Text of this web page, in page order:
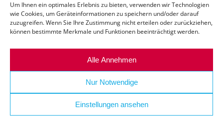
Um Ihnen ein optimales Erlebnis zu bieten, verwenden wir Technologien
wie Cookies, um Geräteinformationen zu speichern und/oder darauf
zuzugreifen. Wenn Sie Ihre Zustimmung nicht erteilen oder zurückziehen,
können bestimmte Merkmale und Funktionen beeinträchtigt werden.
Alle Annehmen
Nur Notwendige
Einstellungen ansehen